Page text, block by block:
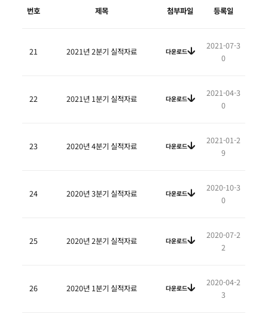
번호 제목 첨부파일 등록일
21 2021년 2분기 실적자료 다운로드
2021-07-3
0
22 2021년 1분기 실적자료 다운로드
2021-04-3
0
23 2020년 4분기 실적자료 다운로드
2021-01-2
9
24 2020년 3분기 실적자료 다운로드
2020-10-3
0
25 2020년 2분기 실적자료 다운로드
2020-07-2
2
26 2020년 1분기 실적자료 다운로드
2020-04-2
3